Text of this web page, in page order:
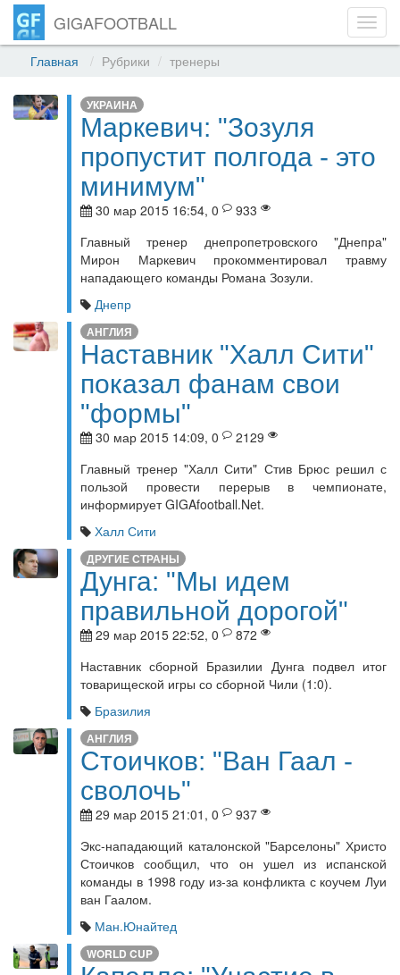
GIGAFOOTBALL
Главная Рубрики тренеры
УКРАИНА
Маркевич: "Зозуля
пропустит полгода - это
минимум"
30 мар 2015 16:54, 0
933
Главный тренер днепропетровского "Днепра"
Мирон Маркевич прокомментировал травму
нападающего команды Романа Зозули.
Днепр
АНГЛИЯ
Наставник "Халл Сити"
показал фанам свои
"формы"
30 мар 2015 14:09, 0
2129
Главный тренер "Халл Сити" Стив Брюс решил с
пользой провести перерыв в чемпионате,
информирует GIGAfootball.Net.
Халл Сити
ДРУГИЕ СТРАНЫ
Дунга: "Мы идем
правильной дорогой"
29 мар 2015 22:52, 0
872
Наставник сборной Бразилии Дунга подвел итог
товарищеской игры со сборной Чили (1:0).
Бразилия
АНГЛИЯ
Стоичков: "Ван Гаал -
сволочь"
29 мар 2015 21:01, 0
937
Экс-нападающий каталонской "Барселоны" Христо
Стоичков сообщил, что он ушел из испанской
команды в 1998 году из-за конфликта с коучем Луи
ван Гаалом.
Ман.Юнайтед
WORLD CUP